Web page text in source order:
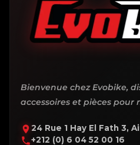
Bienvenue chez Evobike,
accessoires et pièces pour
24 Rue 1 Hay El Fath 3,
+212 (0) 6 04 52 00 16